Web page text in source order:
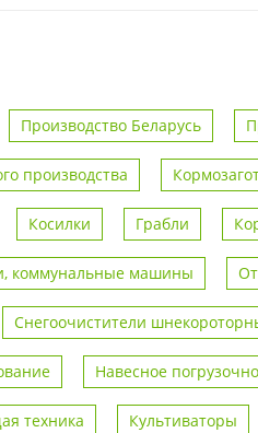
Производство Беларусь
производства
Косилки Грабли
коммунальные машины
Снегоочистители
Навесное
техника Культиваторы